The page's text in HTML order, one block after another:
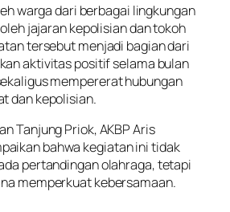
warga dari berbagai lingkungan
jajaran kepolisian dan tokoh
tersebut menjadi bagian dari
aktivitas positif selama bulan
mempererat hubungan
dan kepolisian.
Tanjung Priok, AKBP Aris
bahwa kegiatan ini tidak
pertandingan olahraga, tetapi
memperkuat kebersamaan.